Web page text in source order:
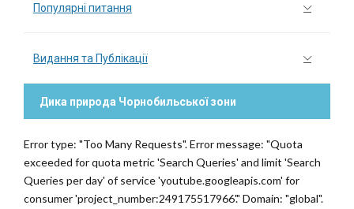
Популярні питання
Видання та Публікації
Дика природа Чорнобильської зони
Error type: "Too Many Requests". Error message: "Quota
exceeded for quota metric 'Search Queries' and limit 'Search
Queries per day' of service 'youtube.googleapis.com' for
consumer 'project_number:249175517966'." Domain: "global".